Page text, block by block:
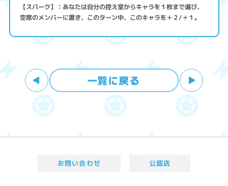
【スパーク】：あなたは自分の控え室からキャラを１枚まで選び、
空席のメンバーに置き、このターン中、このキャラを＋２/＋１。
お問い合わせ 公認店